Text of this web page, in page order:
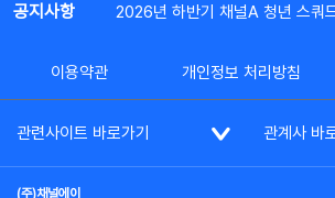
공지사항 2026년 하반기 채널A 청년 스쿼
이용약관 개인정보 처리방침
관련사이트 바로가기 관계사 바
(주)채널에이